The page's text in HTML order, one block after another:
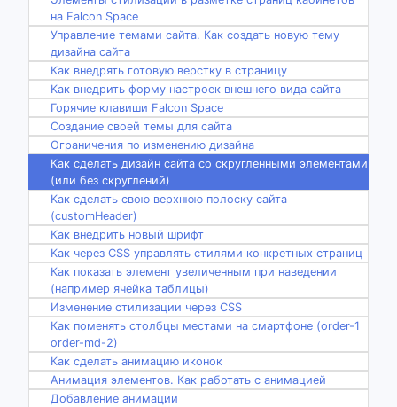
на Falcon Space
Управление темами сайта. Как создать новую тему
дизайна сайта
Как внедрять готовую верстку в страницу
Как внедрить форму настроек внешнего вида сайта
Горячие клавиши Falcon Space
Создание своей темы для сайта
Ограничения по изменению дизайна
Как сделать дизайн сайта со скругленными элементами
(или без скруглений)
Как сделать свою верхнюю полоску сайта
(customHeader)
Как внедрить новый шрифт
Как через CSS управлять стилями конкретных страниц
Как показать элемент увеличенным при наведении
(например ячейка таблицы)
Изменение стилизации через CSS
Как поменять столбцы местами на смартфоне (order-1
order-md-2)
Как сделать анимацию иконок
Анимация элементов. Как работать с анимацией
Добавление анимации